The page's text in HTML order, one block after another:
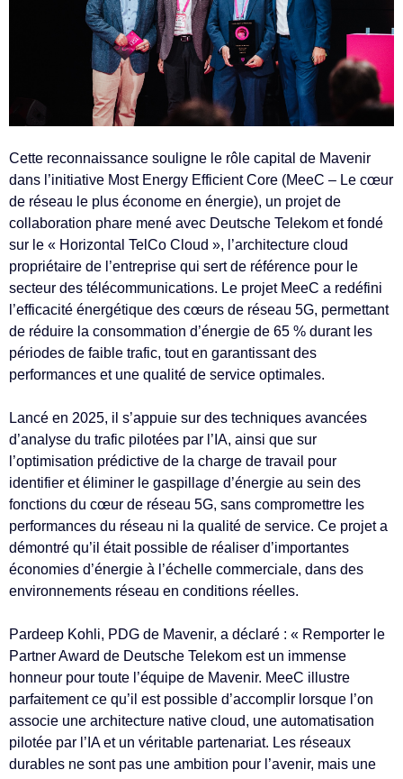
Cette reconnaissance souligne le rôle capital de Mavenir
dans l’initiative Most Energy Efficient Core (MeeC – Le cœur
de réseau le plus économe en énergie), un projet de
collaboration phare mené avec Deutsche Telekom et fondé
sur le « Horizontal TelCo Cloud », l’architecture cloud
propriétaire de l’entreprise qui sert de référence pour le
secteur des télécommunications. Le projet MeeC a redéfini
l’efficacité énergétique des cœurs de réseau 5G, permettant
de réduire la consommation d’énergie de 65 % durant les
périodes de faible trafic, tout en garantissant des
performances et une qualité de service optimales.
Lancé en 2025, il s’appuie sur des techniques avancées
d’analyse du trafic pilotées par l’IA, ainsi que sur
l’optimisation prédictive de la charge de travail pour
identifier et éliminer le gaspillage d’énergie au sein des
fonctions du cœur de réseau 5G, sans compromettre les
performances du réseau ni la qualité de service. Ce projet a
démontré qu’il était possible de réaliser d’importantes
économies d’énergie à l’échelle commerciale, dans des
environnements réseau en conditions réelles.
Pardeep Kohli, PDG de Mavenir, a déclaré : « Remporter le
Partner Award de Deutsche Telekom est un immense
honneur pour toute l’équipe de Mavenir. MeeC illustre
parfaitement ce qu’il est possible d’accomplir lorsque l’on
associe une architecture native cloud, une automatisation
pilotée par l’IA et un véritable partenariat. Les réseaux
durables ne sont pas une ambition pour l’avenir, mais une